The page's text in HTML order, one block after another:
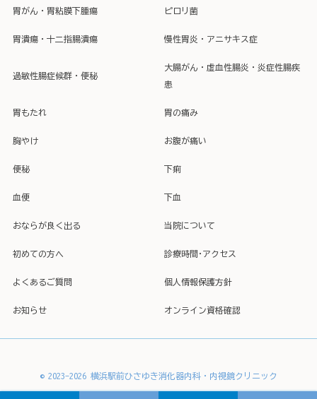
胃がん・胃粘膜下腫瘍 ピロリ菌
胃潰瘍・十二指腸潰瘍 慢性胃炎・アニサキス症
過敏性腸症候群・便秘
大腸がん・虚血性腸炎・炎症性腸疾
患
胃もたれ 胃の痛み
胸やけ お腹が痛い
便秘 下痢
血便 下血
おならが良く出る 当院について
初めての方へ 診療時間･アクセス
よくあるご質問 個人情報保護方針
お知らせ オンライン資格確認
© 2023-2026 横浜駅前ひさゆき消化器内科・内視鏡クリニック